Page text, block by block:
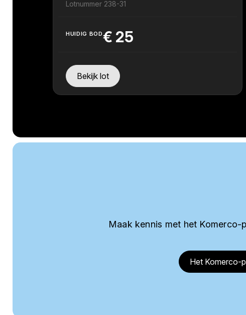
Lotnummer 238-31
HUIDIG BOD€ 25
Bekijk lot
Maak kennis met het
Het Komerco-